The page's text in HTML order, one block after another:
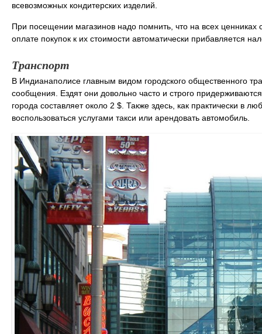
всевозможных кондитерских изделий.
При посещении магазинов надо помнить, что на всех ценниках
оплате покупок к их стоимости автоматически прибавляется
Транспорт
В Индианаполисе главным видом городского общественного
сообщения. Ездят они довольно часто и строго
города составляет около 2 $. Также здесь, как практически в
воспользоваться услугами такси или арендовать автомобиль.